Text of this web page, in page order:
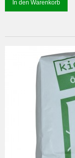
In den Warenkorb